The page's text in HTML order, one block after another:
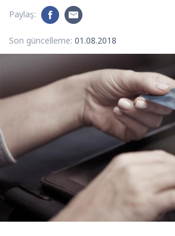
Paylaş:
Son güncelleme: 01.08.2018